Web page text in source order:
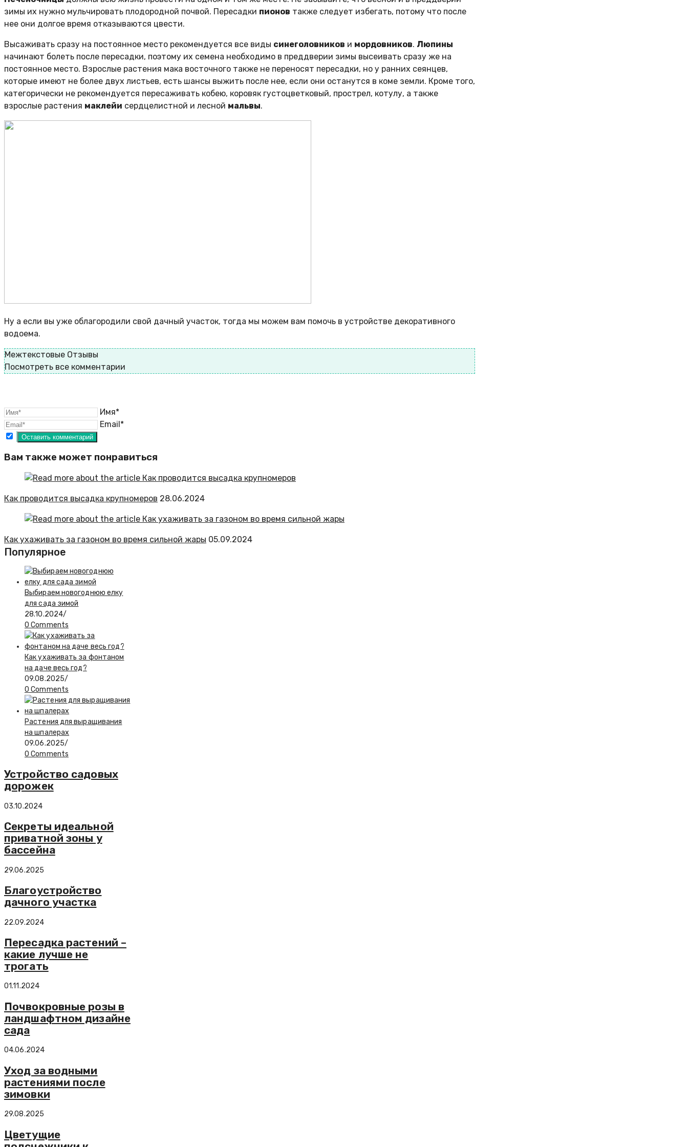
зимы их нужно мульчировать плодородной почвой. Пересадки пионов также следует избегать, потому что после
нее они долгое время отказываются цвести.
Высаживать сразу на постоянное место рекомендуется все виды синеголовников и мордовников. Люпины
начинают болеть после пересадки, поэтому их семена необходимо в преддверии зимы высеивать сразу же на
постоянное место. Взрослые растения мака восточного также не переносят пересадки, но у ранних сеянцев,
которые имеют не более двух листьев, есть шансы выжить после нее, если они останутся в коме земли. Кроме того,
категорически не рекомендуется пересаживать кобею, коровяк густоцветковый, прострел, котулу, а также
взрослые растения маклейи сердцелистной и лесной мальвы.
Ну а если вы уже облагородили свой дачный участок, тогда мы можем вам помочь в устройстве декоративного
водоема.
Межтекстовые Отзывы
Посмотреть все комментарии
Имя*
Email*
Вам также может понравиться
Как проводится высадка крупномеров 28.06.2024
Как ухаживать за газоном во время сильной жары 05.09.2024
Популярное
Выбираем новогоднюю елку
для сада зимой
28.10.2024/
0 Comments
Как ухаживать за фонтаном
на даче весь год?
09.08.2025/
0 Comments
Растения для выращивания
на шпалерах
09.06.2025/
0 Comments
Устройство садовых
дорожек
03.10.2024
Секреты идеальной
приватной зоны у
бассейна
29.06.2025
Благоустройство
дачного участка
22.09.2024
Пересадка растений –
какие лучше не
трогать
01.11.2024
Почвокровные розы в
ландшафтном дизайне
сада
04.06.2024
Уход за водными
растениями после
зимовки
29.08.2025
Цветущие